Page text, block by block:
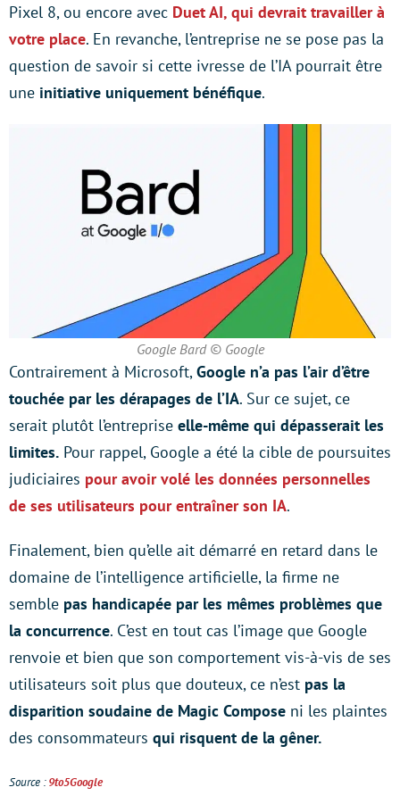
Pixel 8, ou encore avec Duet AI, qui devrait travailler à
votre place. En revanche, l’entreprise ne se pose pas la
question de savoir si cette ivresse de l’IA pourrait être
une initiative uniquement bénéfique.
Google Bard © Google
Contrairement à Microsoft, Google n’a pas l’air d’être
touchée par les dérapages de l’IA. Sur ce sujet, ce
serait plutôt l’entreprise elle-même qui dépasserait les
limites. Pour rappel, Google a été la cible de poursuites
judiciaires pour avoir volé les données personnelles
de ses utilisateurs pour entraîner son IA.
Finalement, bien qu’elle ait démarré en retard dans le
domaine de l’intelligence artificielle, la firme ne
semble pas handicapée par les mêmes problèmes que
la concurrence. C’est en tout cas l’image que Google
renvoie et bien que son comportement vis-à-vis de ses
utilisateurs soit plus que douteux, ce n’est pas la
disparition soudaine de Magic Compose ni les plaintes
des consommateurs qui risquent de la gêner.
Source :9to5Google